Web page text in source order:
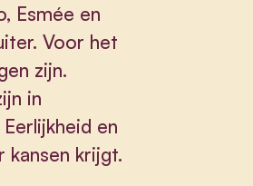
Esmée en
Voor het
zijn.
in
en
kansen krijgt.